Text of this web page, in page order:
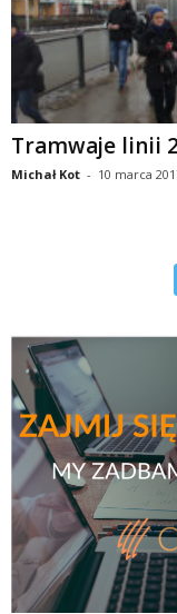
Tramwaje linii 2
Michał Kot - 10 marca